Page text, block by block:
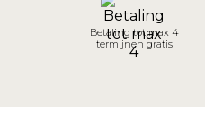
Betaling tot max 4
termijnen gratis